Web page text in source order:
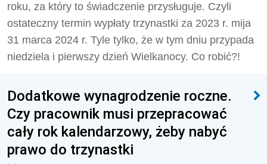
roku, za który to świadczenie przysługuje. Czyli
ostateczny termin wypłaty trzynastki za 2023 r. mija
31 marca 2024 r. Tyle tylko, że w tym dniu przypada
niedziela i pierwszy dzień Wielkanocy. Co robić?!
Dodatkowe wynagrodzenie roczne.
Czy pracownik musi przepracować
cały rok kalendarzowy, żeby nabyć
prawo do trzynastki